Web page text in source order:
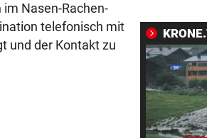
Nasen-Rachen-
telefonisch mit
und der Kontakt zu
Geschäft
NEUES
Regeln
jetzt
CHEF